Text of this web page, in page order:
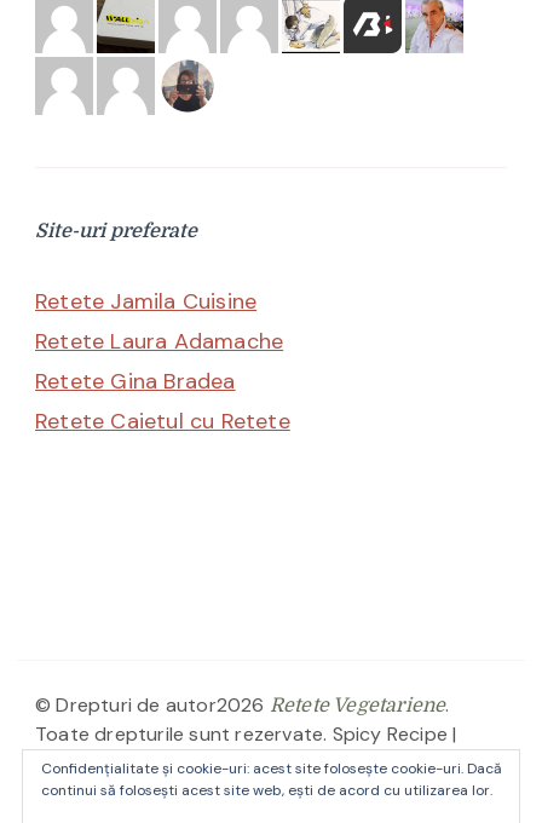
Site-uri preferate
Retete Jamila Cuisine
Retete Laura Adamache
Retete Gina Bradea
Retete Caietul cu Retete
© Drepturi de autor2026 Retete Vegetariene.
Toate drepturile sunt rezervate. Spicy Recipe |
Dezvoltată deBlossom Themes. Propulsată de
WordPress.
Confidențialitate și cookie-uri: acest site folosește cookie-uri. Dacă
continui să folosești acest site web, ești de acord cu utilizarea lor.